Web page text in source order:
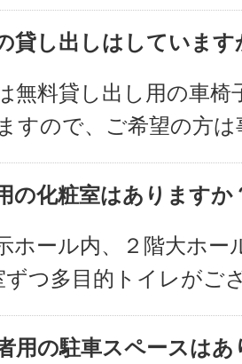
貸し出しはしています
無料貸し出し用の車
すので、ご希望の方
の化粧室はありますか
ホール内、２階大ホ
ずつ多目的トイレがご
用の駐車スペースはあ